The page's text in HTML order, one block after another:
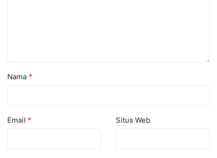
Nama *
Email * Situs Web